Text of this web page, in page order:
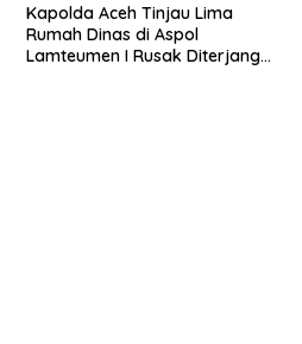
Kapolda Aceh Tinjau Lima
Rumah Dinas di Aspol
Lamteumen I Rusak Diterjang